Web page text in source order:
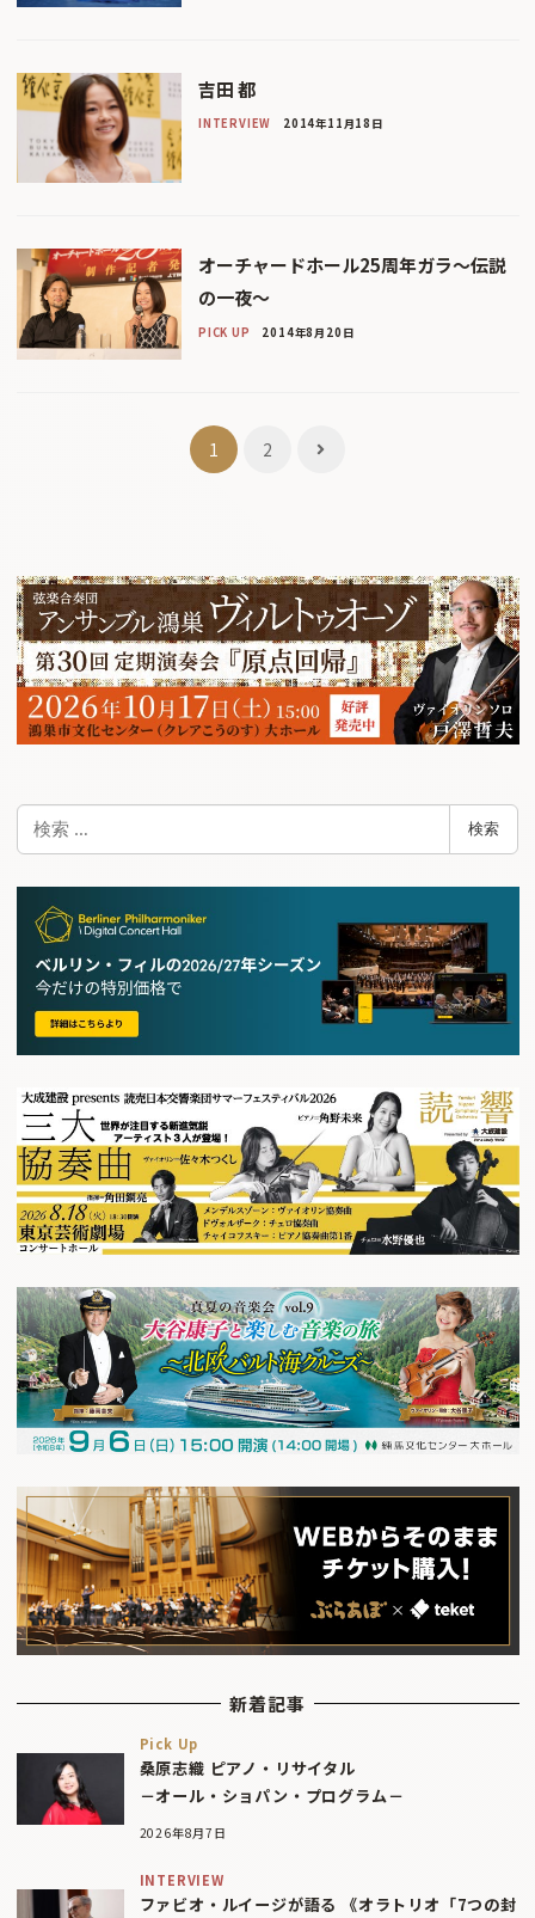
吉田 都
INTERVIEW 2014年11月18日
オーチャードホール25周年ガラ〜伝説
の一夜〜
PICK UP 2014年8月20日
ゲ
ー
シ
ョ
ン
1 2
検
検索
新着記事
Pick Up
桑原志織 ピアノ・リサイタル
－オール・ショパン・プログラム－
2026年8月7日
INTERVIEW
ファビオ・ルイージが語る 《オラトリオ「7つの封